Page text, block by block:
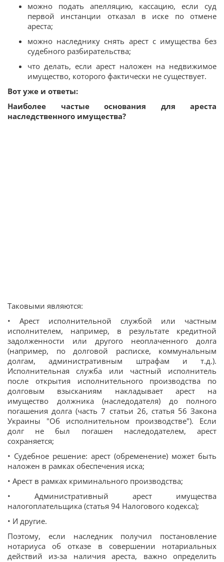
можно подать апелляцию, кассацию, если суд
первой инстанции отказал в иске по отмене
ареста;
можно наследнику снять арест с имущества без
судебного разбирательства;
что делать, если арест наложен на недвижимое
имущество, которого фактически не существует.
Вот уже и ответы:
Наиболее частые основания для ареста
наследственного имущества?
Таковыми являются:
• Арест исполнительной службой или частным
исполнителем, например, в результате кредитной
задолженности или другого неоплаченного долга
(например, по долговой расписке, коммунальным
долгам, административным штрафам и т.д.).
Исполнительная служба или частный исполнитель
после открытия исполнительного производства по
долговым взысканиям накладывает арест на
имущество должника (наследодателя) до полного
погашения долга (часть 7 статьи 26, статья 56 Закона
Украины "Об исполнительном производстве"). Если
долг не был погашен наследодателем, арест
сохраняется;
• Судебное решение: арест (обременение) может быть
наложен в рамках обеспечения иска;
• Арест в рамках криминального производства;
• Административный арест имущества
налогоплательщика (статья 94 Налогового кодекса);
• И другие.
Поэтому, если наследник получил постановление
нотариуса об отказе в совершении нотариальных
действий из-за наличия ареста, важно определить